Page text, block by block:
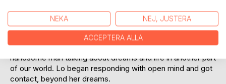
An illustration and warning
Lo was looking for love and there it was. A few words on
the net and some back. So cautiously approached a
handsome man talking about dreams and life in another part
of our world. Lo began responding with open mind and got
contact, beyond her dreams.
NEKA NEJ, JUSTERA
ACCEPTERA ALLA